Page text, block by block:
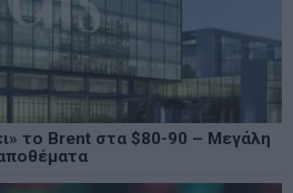
το Brent στα $80-90 – Μεγάλη